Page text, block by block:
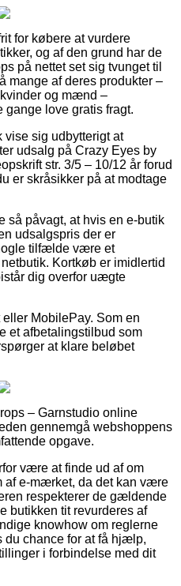
for købere at vurdere
og af den grund har de
på nettet set sig tvunget til
mange af deres produkter –
og mænd –
gange love gratis fragt.
sig udbytterigt at
udsalg på Crazy Eyes by
str. 3/5 – 10/12 år forud
er skråsikker på at modtage
så påvagt, at hvis en e-butik
udsalgspris der er
tilfælde være et
Kortkøb er imidlertid
dig overfor uægte
MobilePay. Som en
et afbetalingstilbud som
at klare beløbet
– Garnstudio online
gennemgå webshoppens
opgave.
være at finde ud af om
af e-mærket, da det kan være
respekterer de gældende
butikken tit revurderes af
knowhow om reglerne
du chance for at få hjælp,
i forbindelse med dit